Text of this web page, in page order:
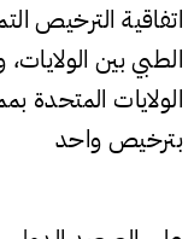
اتفاقية الترخيص
الطبي بين
بترخيص واحد